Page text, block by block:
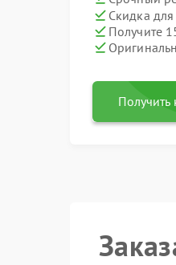
Скидка
Получите
Получить